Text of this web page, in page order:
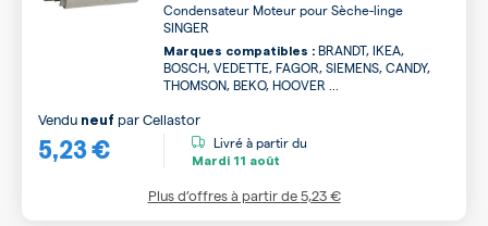
Condensateur Moteur pour Sèche-linge
SINGER
Marques compatibles : BRANDT, IKEA,
BOSCH, VEDETTE, FAGOR, SIEMENS, CANDY,
THOMSON, BEKO, HOOVER ...
5,23 €
Vendu neuf parCellastor
Livré à partir du
Mardi 11 août
Plus d’offres à partir de5,23 €